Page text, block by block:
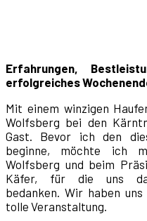
Erfahrungen,
erfolgreiches
Mit einem winzigen
Wolfsberg bei den
Gast. Bevor ich den
beginne, möchte ich
Wolfsberg und beim
Käfer, für die uns
bedanken. Wir haben
tolle Veranstaltung.